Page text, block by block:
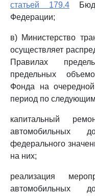
статьей 179.4
Федерации;
в) Министерство
осуществляет
Правилах
предельных
Фонда на
период по
капитальный
автомобильных
федерального
на них;
реализация
автомобильных